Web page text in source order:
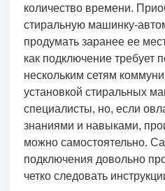
количество времени.
стиральную машинку-
продумать заранее ее
как подключение требует
нескольким сетям
установкой стиральных
специалисты, но, если
знаниями и навыками,
можно самостоятельно.
подключения довольно
четко следовать